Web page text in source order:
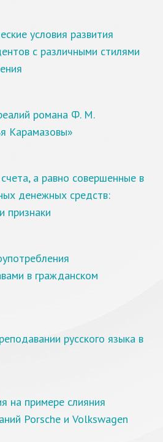
условия развития
с различными стилями
романа Ф. М.
Карамазовы»
а равно совершенные в
денежных средств:
признаки
в гражданском
русского языка в
на примере слияния
Porsche и Volkswagen